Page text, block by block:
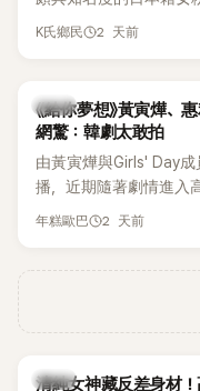
終不幸身亡，消息曝光
K氏鄉民 2 天前
韓劇
《給你夢想》黃寅燁、
網驚：韓劇太敢拍
由黃寅燁與Girls' Day成
播，近期隨著劇情進入
新播出的第8集不僅上
年糕歐巴 2 天前
韓星
清純女神藏反差身材